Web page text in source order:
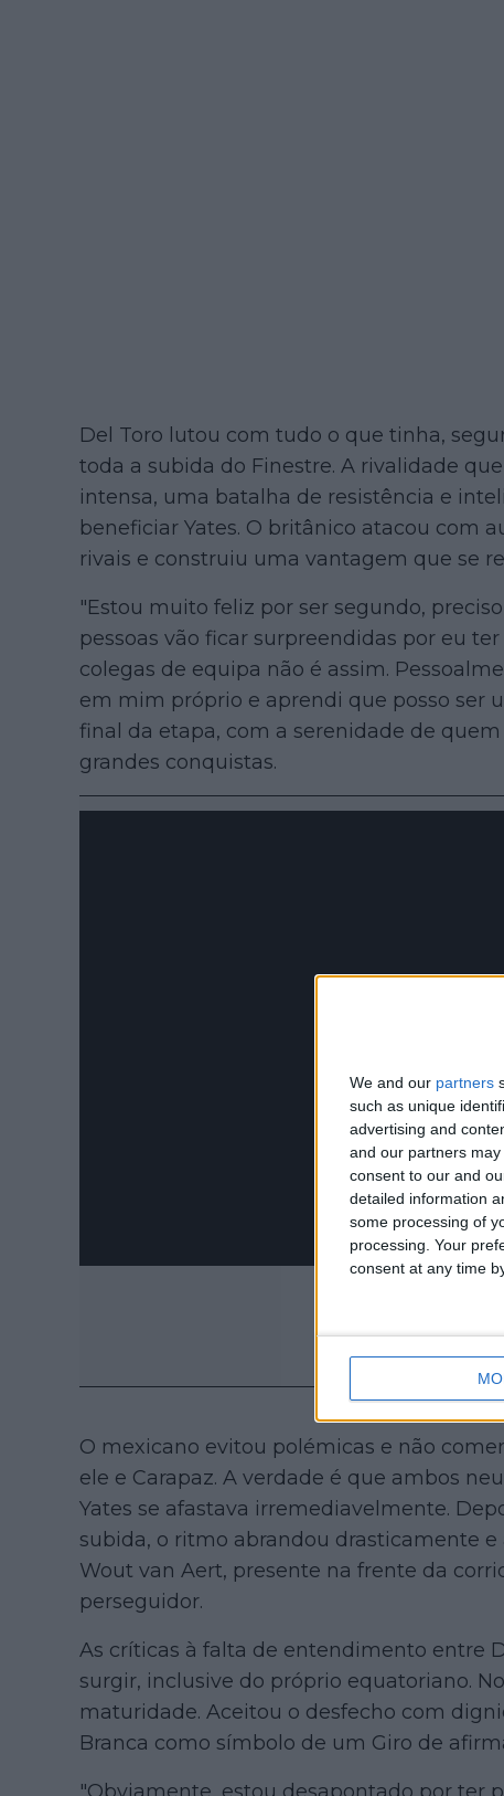
We and our partners
such as unique
advertising and
and our partners
consent to our and
detailed information
some processing of
processing. Your
consent at any time
Del Toro lutou com tudo o que tinha,
toda a subida do Finestre. A rivalidade
intensa, uma batalha de resistência e
beneficiar Yates. O britânico atacou com
rivais e construiu uma vantagem que se
"Estou muito feliz por ser segundo,
pessoas vão ficar surpreendidas por eu
colegas de equipa não é assim.
em mim próprio e aprendi que posso ser
final da etapa, com a serenidade de
grandes conquistas.
O mexicano evitou polémicas e não
ele e Carapaz. A verdade é que ambos
Yates se afastava irremediavelmente.
subida, o ritmo abrandou drasticamente
Wout van Aert, presente na frente da
perseguidor.
As críticas à falta de entendimento entre
surgir, inclusive do próprio equatoriano.
maturidade. Aceitou o desfecho com
Branca como símbolo de um Giro de